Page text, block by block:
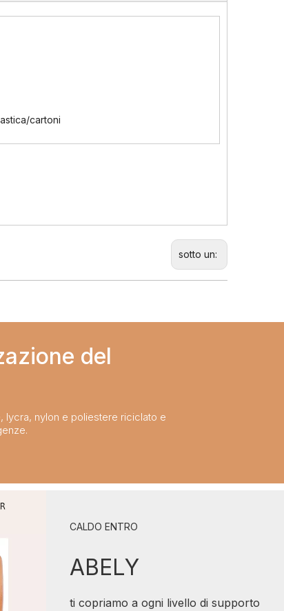
cartoni
sotto un:
del
lycra, nylon e poliestere riciclato e
CALDO ENTRO
ABELY
ti copriamo a ogni livello di supporto